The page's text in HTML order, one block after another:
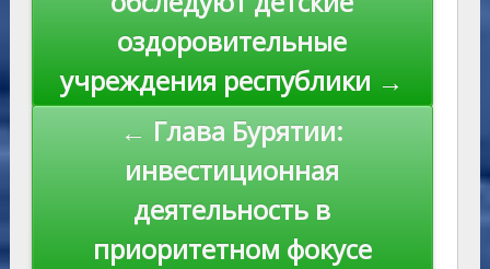
ki
оздоровительные
учреждения республики →
← Глава Бурятии:
инвестиционная
деятельность в
приоритетном фокусе